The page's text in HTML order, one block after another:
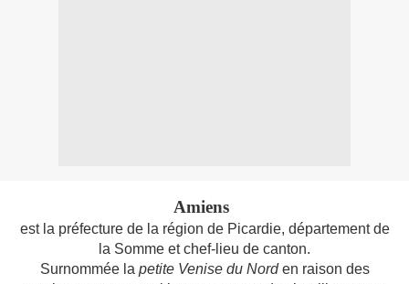
Amiens
est la préfecture de la région de Picardie, département de
la Somme et chef-lieu de canton.
Surnommée la petite Venise du Norden raison des